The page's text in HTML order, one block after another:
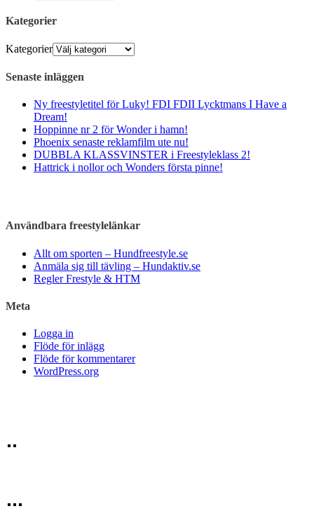
Kategorier
Kategorier
Senaste inläggen
Ny freestyletitel för Luky! FDI FDII Lycktmans I Have a
Dream!
Hoppinne nr 2 för Wonder i hamn!
Phoenix senaste reklamfilm ute nu!
DUBBLA KLASSVINSTER i Freestyleklass 2!
Hattrick i nollor och Wonders första pinne!
Användbara freestylelänkar
Allt om sporten – Hundfreestyle.se
Anmäla sig till tävling – Hundaktiv.se
Regler Frestyle & HTM
Meta
Logga in
Flöde för inlägg
Flöde för kommentarer
WordPress.org